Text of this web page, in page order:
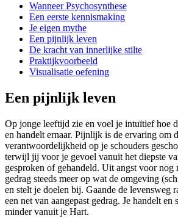
Wanneer Psychosynthese
Een eerste kennismaking
Je eigen mythe
Een pijnlijk leven
De kracht van innerlijke stilte
Praktijkvoorbeeld
Visualisatie oefening
Een pijnlijk leven
Op jonge leeftijd zie en voel je intuïtief hoe
en handelt ernaar. Pijnlijk is de ervaring om
verantwoordelijkheid op je schouders
terwijl jij voor je gevoel vanuit het diepste
gesproken of gehandeld. Uit angst voor nog
gedrag steeds meer op wat de omgeving
en stelt je doelen bij. Gaande de levensweg
een net van aangepast gedrag. Je handelt en
minder vanuit je Hart.